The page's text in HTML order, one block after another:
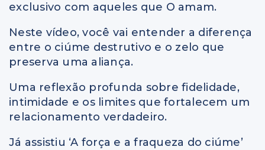
exclusivo com aqueles que O amam.
Neste vídeo, você vai entender a diferença
entre o ciúme destrutivo e o zelo que
preserva uma aliança.
Uma reflexão profunda sobre fidelidade,
intimidade e os limites que fortalecem um
relacionamento verdadeiro.
Já assistiu ‘A força e a fraqueza do ciúme’